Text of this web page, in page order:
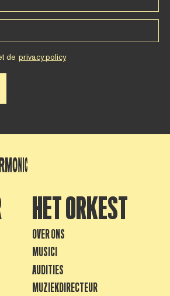
de privacy policy
HET ORKEST
OVER ONS
MUSICI
AUDITIES
MUZIEKDIRECTEUR